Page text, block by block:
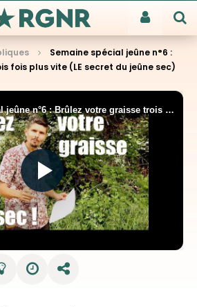
Semaine spécial jeûne n°6 :
fois plus vite (LE secret du jeûne sec)